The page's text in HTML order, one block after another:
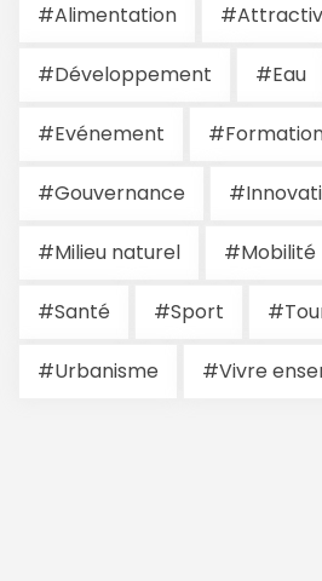
#Alimentation
#Développement #Eau
#Evénement
#Gouvernance
#Milieu naturel #Mobilité
#Santé #Sport
#Urbanisme #Vivre